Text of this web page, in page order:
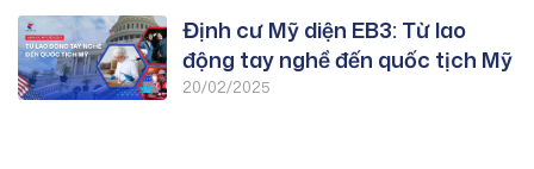
Định cư Mỹ diện EB3: Từ lao
động tay nghề đến quốc tịch Mỹ
20/02/2025